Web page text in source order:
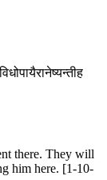
there. They will
him here. [1-10-